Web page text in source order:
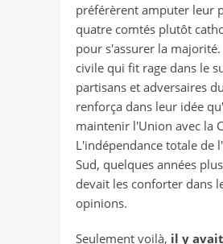
préférèrent amputer leur
quatre comtés plutôt
pour s'assurer la
civile qui fit rage dans le
partisans et adversaires
renforça dans leur idée
maintenir l'Union avec la
L'indépendance totale de
Sud, quelques années
devait les conforter dans
opinions.
Seulement voilà, il y